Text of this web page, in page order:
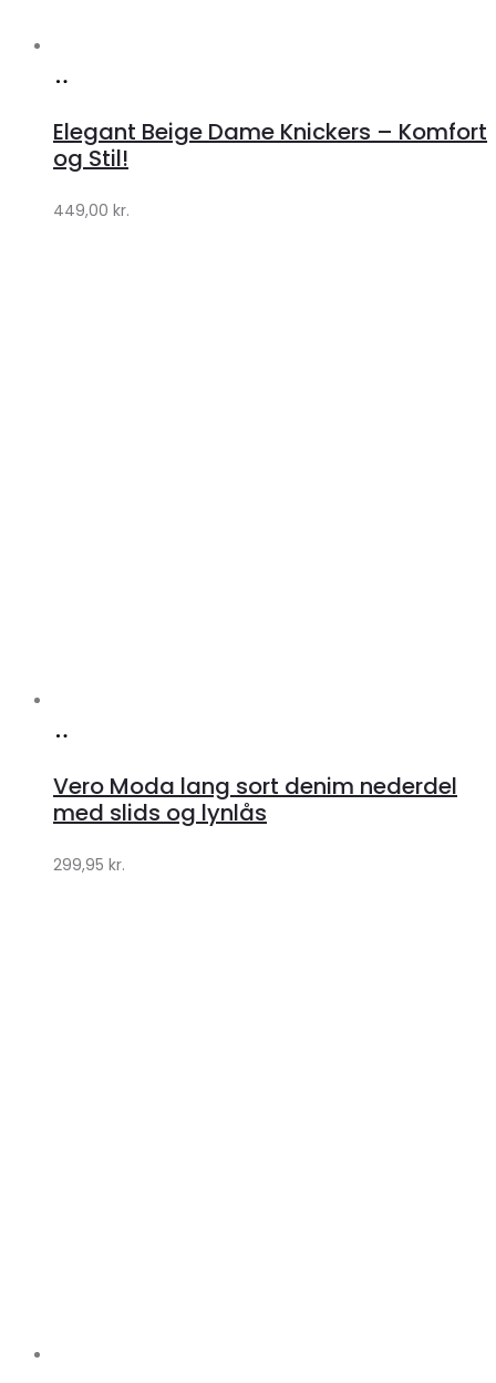
Klædeskabet.dk
Elegant Beige Dame Knickers – Komfort
og Stil!
449,00 kr.
Klædeskabet.dk
Vero Moda lang sort denim nederdel
med slids og lynlås
299,95 kr.